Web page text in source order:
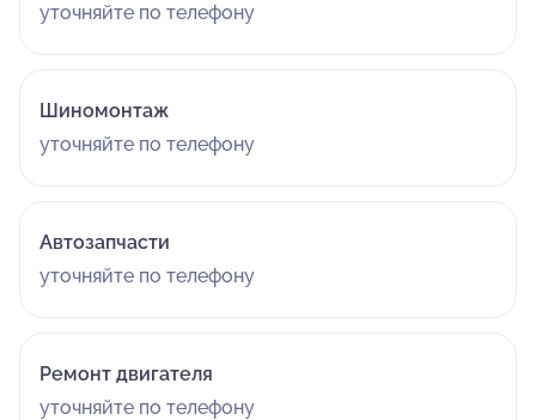
уточняйте по телефону
Шиномонтаж
уточняйте по телефону
Автозапчасти
уточняйте по телефону
Ремонт двигателя
уточняйте по телефону